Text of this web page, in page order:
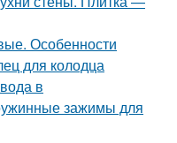
Особенности
для колодца
в
зажимы для